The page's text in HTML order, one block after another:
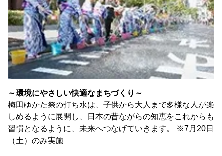
～環境にやさしい快適なまちづくり～
梅田ゆかた祭の打ち水は、子供から大人まで多様な人が楽
しめるように展開し、日本の昔ながらの知恵をこれからも
習慣となるように、未来へつなげていきます。 ※7月20日
（土）のみ実施